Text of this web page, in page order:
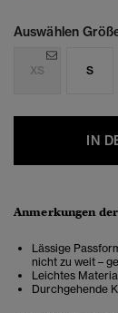
Auswählen
XS S
IN
Anmerkungen
Lässige
nicht zu weit –
Leichtes
Durchgehende